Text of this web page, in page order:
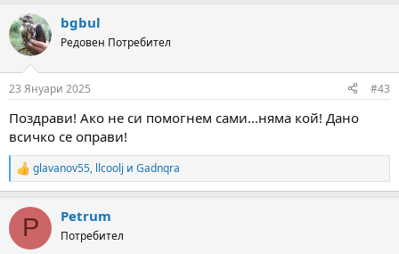
c
t
i
s
bgbul
Редовен Потребител
23 Януари 2025 #43
Поздрави! Ако не си помогнем сами...няма кой! Дано
всичко се оправи!
R
e
c
i
glavanov55, llcoolj и Gadnqra
P Petrum
Потребител